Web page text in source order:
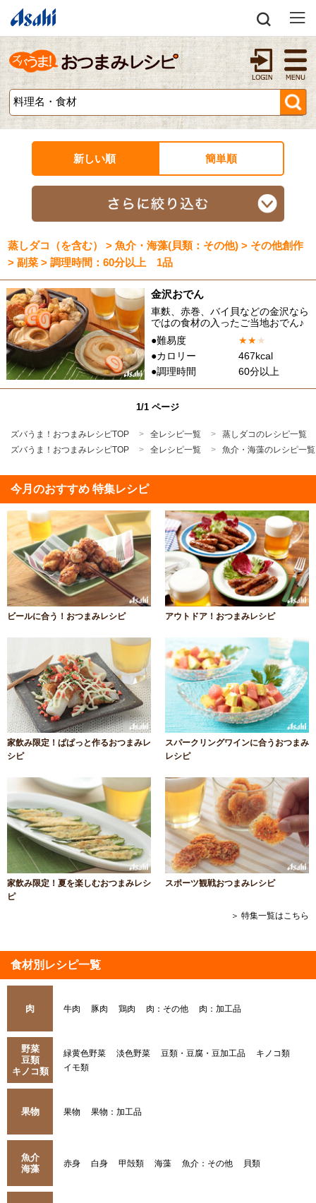
新しい順 簡単順
蒸しダコ（を含む） > 魚介・海藻(貝類：その他) > その他創作
> 副菜 > 調理時間：60分以上 1品
金沢おでん
車麩、赤巻、バイ貝などの金沢なら
ではの食材の入ったご当地おでん♪
●難易度
★★★
●カロリー
467kcal
●調理時間
60分以上
1/1 ページ
ズバうま！おつまみレシピTOP 全レシピ一覧
蒸しダコのレシピ一覧
ズバうま！おつまみレシピTOP
全レシピ一覧 魚介・海藻のレシピ一覧
今月のおすすめ 特集レシピ
ビールに合う！おつまみレシピ アウトドア！おつまみレシピ
家飲み限定！ぱぱっと作るおつまみレ
シピ
スパークリングワインに合うおつまみ
レシピ
家飲み限定！夏を楽しむおつまみレシ
ピ
スポーツ観戦おつまみレシピ
＞ 特集一覧はこちら
食材別レシピ一覧
肉 牛肉 豚肉 鶏肉 肉：その他 肉：加工品
野菜
豆類
キノコ類
緑黄色野菜 淡色野菜 豆類・豆腐・豆加工品
キノコ類
イモ類
果物 果物 果物：加工品
魚介
海藻
赤身 白身 甲殻類 海藻 魚介：その他 貝類